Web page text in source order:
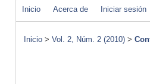
Inicio Acerca de Iniciar sesión
Inicio > Vol. 2, Núm. 2 (2010) >